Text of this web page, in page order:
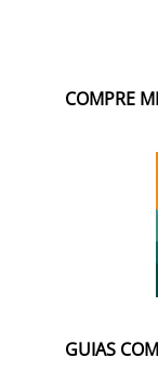
COMPRE
GUIAS